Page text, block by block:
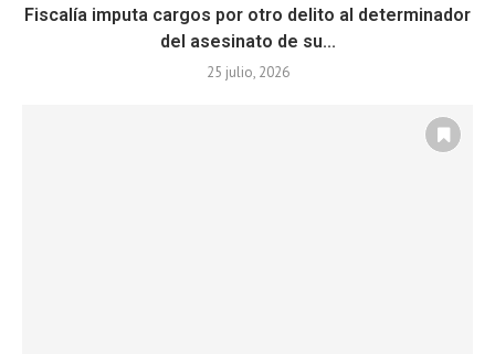
Fiscalía imputa cargos por otro delito al determinador
del asesinato de su...
25 julio, 2026